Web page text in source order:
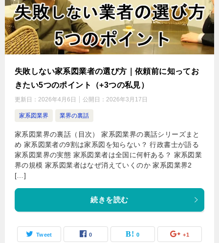
失敗しない家系図業者の選び方｜依頼前に知ってお
きたい5つのポイント（+3つの私見）
更新日： 2026年4月6日 公開日： 2026年3月17日
家系図業界 業界の裏話
家系図業界の裏話（目次） 家系図業界の裏話シリーズまと
め 家系図業者の9割は家系図を知らない？ 行政書士が語る
家系図業界の実態 家系図業者は全国に何軒ある？ 家系図業
界の規模 家系図業者はなぜ消えていくのか 家系図業界2
[…]
続きを読む
Tweet 0 0 +1